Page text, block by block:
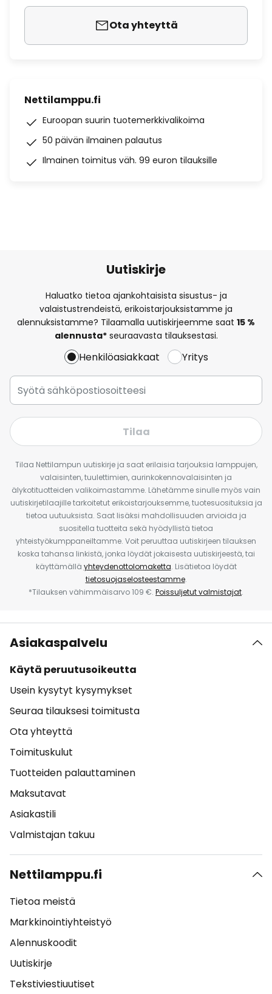
Ota yhteyttä
Nettilamppu.fi
Euroopan suurin tuotemerkkivalikoima
50 päivän ilmainen palautus
Ilmainen toimitus väh. 99 euron tilauksille
Uutiskirje
Haluatko tietoa ajankohtaisista sisustus- ja
valaistustrendeistä, erikoistarjouksistamme ja
alennuksistamme? Tilaamalla uutiskirjeemme saat 15 %
alennusta*seuraavasta tilauksestasi.
Henkilöasiakkaat Yritys
Tilaa
Tilaa Nettilampun uutiskirje ja saat erilaisia tarjouksia lamppujen,
valaisinten, tuulettimien, aurinkokennovalaisinten ja
älykotituotteiden valikoimastamme. Lähetämme sinulle myös vain
uutiskirjetilaajille tarkoitetut erikoistarjouksemme, tuotesuosituksia ja
tietoa uutuuksista. Saat lisäksi mahdollisuuden arvioida ja
suositella tuotteita sekä hyödyllistä tietoa
yhteistyökumppaneiltamme. Voit peruuttaa uutiskirjeen tilauksen
koska tahansa linkistä, jonka löydät jokaisesta uutiskirjeestä, tai
käyttämällä yhteydenottolomaketta. Lisätietoa löydät
tietosuojaselosteestamme.
*Tilauksen vähimmäisarvo 109 €. Poissuljetut valmistajat.
Asiakaspalvelu
Käytä peruutusoikeutta
Usein kysytyt kysymykset
Seuraa tilauksesi toimitusta
Ota yhteyttä
Toimituskulut
Tuotteiden palauttaminen
Maksutavat
Asiakastili
Valmistajan takuu
Nettilamppu.fi
Tietoa meistä
Markkinointiyhteistyö
Alennuskoodit
Uutiskirje
Tekstiviestiuutiset